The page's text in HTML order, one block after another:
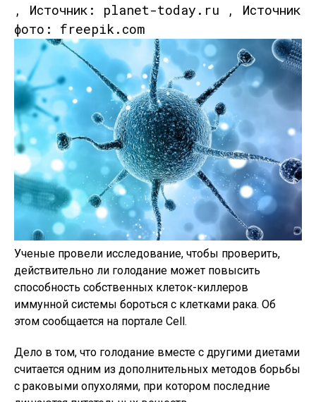
, Источник: planet-today.ru , Источник
фото: freepik.com
Ученые провели исследование, чтобы проверить,
действительно ли голодание может повысить
способность собственных клеток-киллеров
иммунной системы бороться с клетками рака. Об
этом сообщается на портале Cell.
Дело в том, что голодание вместе с другими диетами
считается одним из дополнительных методов борьбы
с раковыми опухолями, при котором последние